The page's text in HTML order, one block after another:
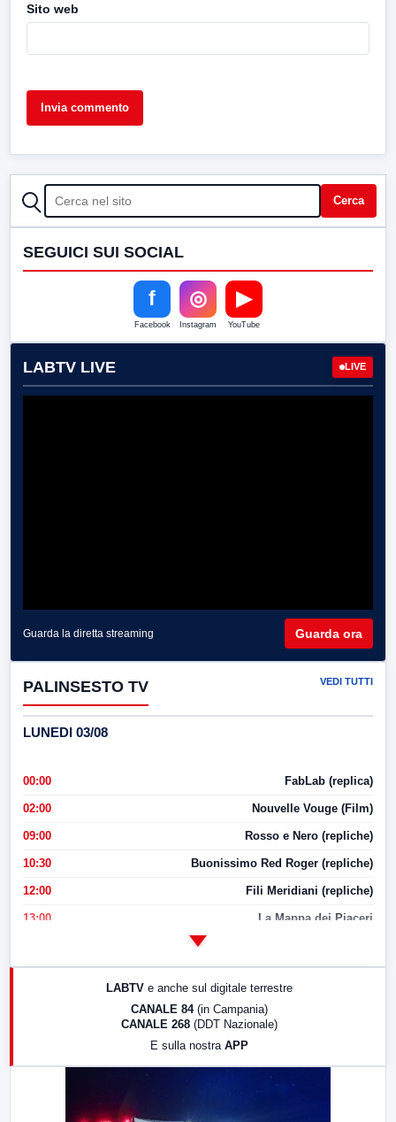
Sito web
CERCA Cerca
SEGUICI SUI SOCIAL
f
Facebook
◎
Instagram
▶
YouTube
LABTV LIVE LIVE
Guarda la diretta streaming Guarda ora
PALINSESTO TV VEDI TUTTI
LUNEDI 03/08
00:00 FabLab (replica)
02:00 Nouvelle Vouge (Film)
09:00 Rosso e Nero (repliche)
10:30 Buonissimo Red Roger (repliche)
12:00 Fili Meridiani (repliche)
13:00 La Mappa dei Piaceri
LABTV e anche sul digitale terrestre
CANALE 84 (in Campania)
CANALE 268 (DDT Nazionale)
E sulla nostra APP